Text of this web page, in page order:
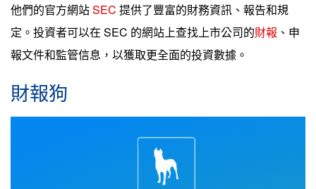
他們的官方網站SEC 提供了豐富的財務資訊、報告和規
定。投資者可以在 SEC 的網站上查找上市公司的財報 、申
報文件和監管信息，以獲取更全面的投資數據。
財報狗